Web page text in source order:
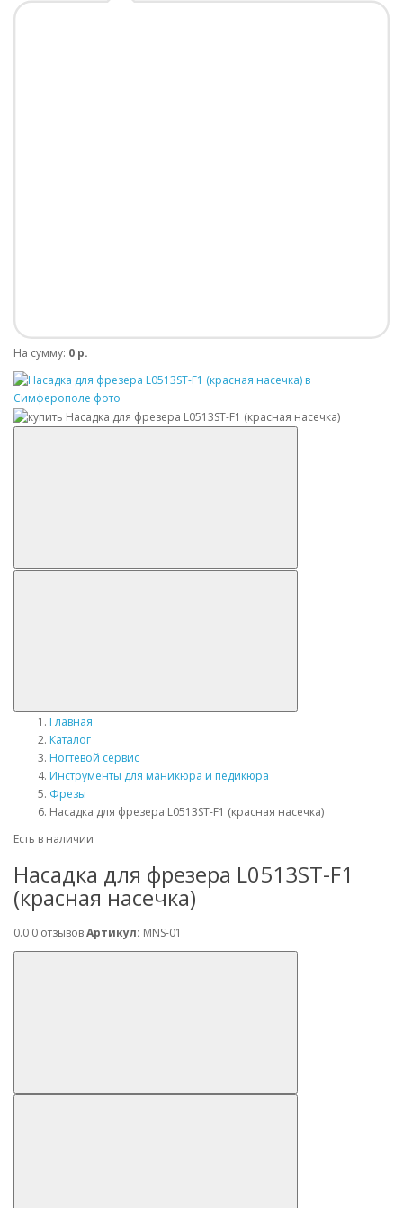
На сумму: 0 р.
Главная
Каталог
Ногтевой сервис
Инструменты для маникюра и педикюра
Фрезы
Насадка для фрезера L0513ST-F1 (красная насечка)
Есть в наличии
Насадка для фрезера L0513ST-F1
(красная насечка)
0.0 0 отзывовАртикул: MNS-01